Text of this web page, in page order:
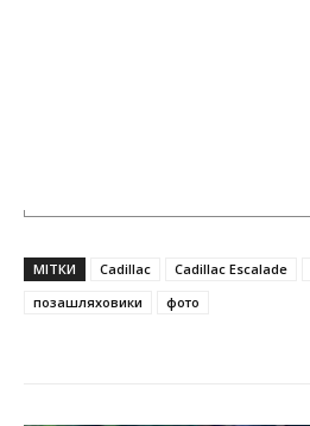
МІТКИ Cadillac Cadillac Escalade
позашляховики
фото